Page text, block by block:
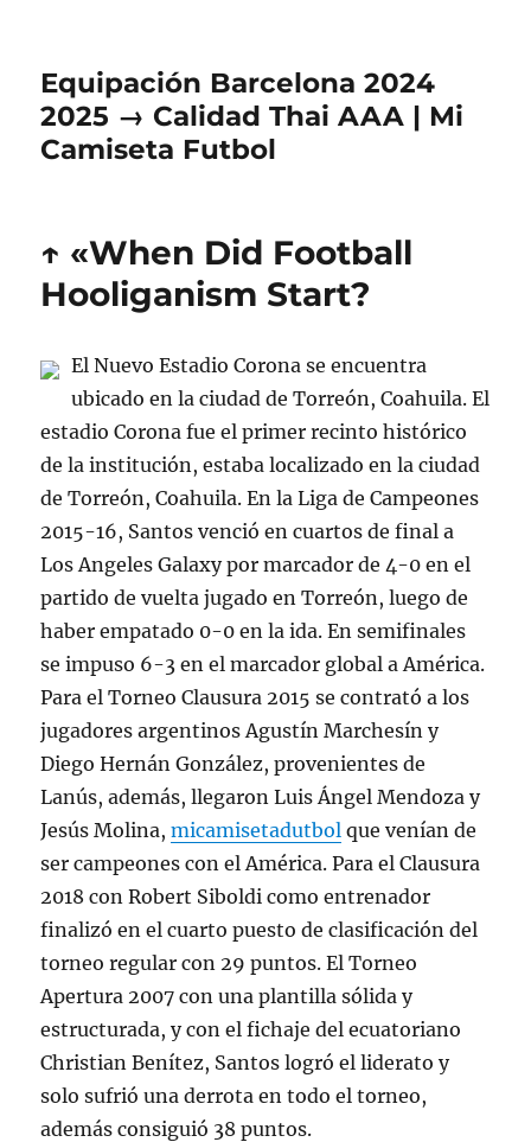
Equipación Barcelona 2024
2025 → Calidad Thai AAA | Mi
Camiseta Futbol
↑ «When Did Football
Hooliganism Start?
El Nuevo Estadio Corona se encuentra
ubicado en la ciudad de Torreón, Coahuila. El
estadio Corona fue el primer recinto histórico
de la institución, estaba localizado en la ciudad
de Torreón, Coahuila. En la Liga de Campeones
2015-16, Santos venció en cuartos de final a
Los Angeles Galaxy por marcador de 4-0 en el
partido de vuelta jugado en Torreón, luego de
haber empatado 0-0 en la ida. En semifinales
se impuso 6-3 en el marcador global a América.
Para el Torneo Clausura 2015 se contrató a los
jugadores argentinos Agustín Marchesín y
Diego Hernán González, provenientes de
Lanús, además, llegaron Luis Ángel Mendoza y
Jesús Molina,micamisetadutbol que venían de
ser campeones con el América. Para el Clausura
2018 con Robert Siboldi como entrenador
finalizó en el cuarto puesto de clasificación del
torneo regular con 29 puntos. El Torneo
Apertura 2007 con una plantilla sólida y
estructurada, y con el fichaje del ecuatoriano
Christian Benítez, Santos logró el liderato y
solo sufrió una derrota en todo el torneo,
además consiguió 38 puntos.